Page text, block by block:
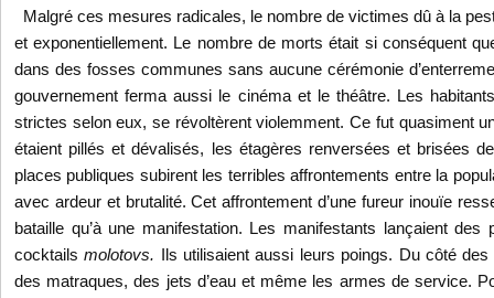
Malgré ces mesures radicales, le nombre de victimes dû à la
et exponentiellement. Le nombre de morts était si conséquent
dans des fosses communes sans aucune cérémonie
gouvernement ferma aussi le cinéma et le théâtre. Les
strictes selon eux, se révoltèrent violemment. Ce fut quasiment
étaient pillés et dévalisés, les étagères renversées et brisées
places publiques subirent les terribles affrontements entre la
avec ardeur et brutalité. Cet affrontement d’une fureur inouïe
bataille qu’à une manifestation. Les manifestants lançaient
cocktailsmolotovs.
Ils utilisaient aussi leurs poings. Du côté
des matraques, des jets d’eau et même les armes de service.